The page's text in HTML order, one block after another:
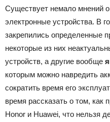
Существует немало мнений
электронные устройства. В
закрепились определенные
некоторые из них
устройств, а другие вообще
которым можно навредить
сократить время его
время рассказать о том, как
Honor и Huawei, что нельзя